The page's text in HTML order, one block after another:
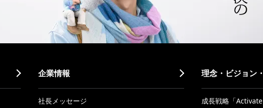
企業情報
社長メッセージ
理念・ビジョン
成長戦略「